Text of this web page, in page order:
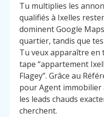
Tu multiplies les
qualifiés à Ixelles
dominent Google
quartier, tandis que
Tu veux apparaître en
tape “appartement
Flagey”. Grâce au
pour Agent immobilier
les leads chauds
cherchent.